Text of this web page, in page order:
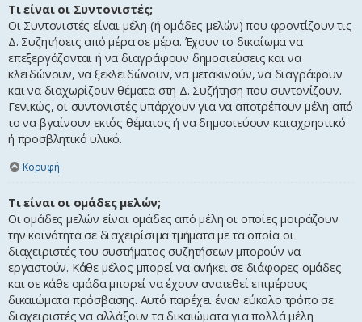
Τι είναι οι Συντονιστές;
Οι Συντονιστές είναι μέλη (ή ομάδες μελών) που φροντίζουν τις
Δ. Συζητήσεις από μέρα σε μέρα. Έχουν το δικαίωμα να
επεξεργάζονται ή να διαγράφουν δημοσιεύσεις και να
κλειδώνουν, να ξεκλειδώνουν, να μετακινούν, να διαγράφουν
και να διαχωρίζουν θέματα στη Δ. Συζήτηση που συντονίζουν.
Γενικώς, οι συντονιστές υπάρχουν για να αποτρέπουν μέλη από
το να βγαίνουν εκτός θέματος ή να δημοσιεύουν καταχρηστικό
ή προσβλητικό υλικό.
Κορυφή
Τι είναι οι ομάδες μελών;
Οι ομάδες μελών είναι ομάδες από μέλη οι οποίες μοιράζουν
την κοινότητα σε διαχειρίσιμα τμήματα με τα οποία οι
διαχειριστές του συστήματος συζητήσεων μπορούν να
εργαστούν. Κάθε μέλος μπορεί να ανήκει σε διάφορες ομάδες
και σε κάθε ομάδα μπορεί να έχουν ανατεθεί επιμέρους
δικαιώματα πρόσβασης. Αυτό παρέχει έναν εύκολο τρόπο σε
διαχειριστές να αλλάξουν τα δικαιώματα για πολλά μέλη